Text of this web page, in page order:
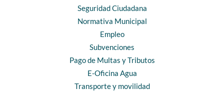
Seguridad Ciudadana
Normativa Municipal
Empleo
Subvenciones
Pago de Multas y Tributos
E-Oficina Agua
Transporte y movilidad